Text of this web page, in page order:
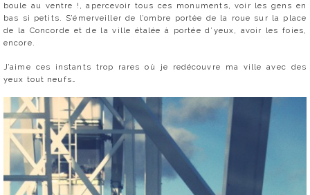
boule au ventre !, apercevoir tous ces monuments, voir les gens en
bas si petits. S’émerveiller de l’ombre portée de la roue sur la place
de la Concorde et de la ville étalée à portée d’yeux, avoir les foies,
encore.
J’aime ces instants trop rares où je redécouvre ma ville avec des
yeux tout neufs…